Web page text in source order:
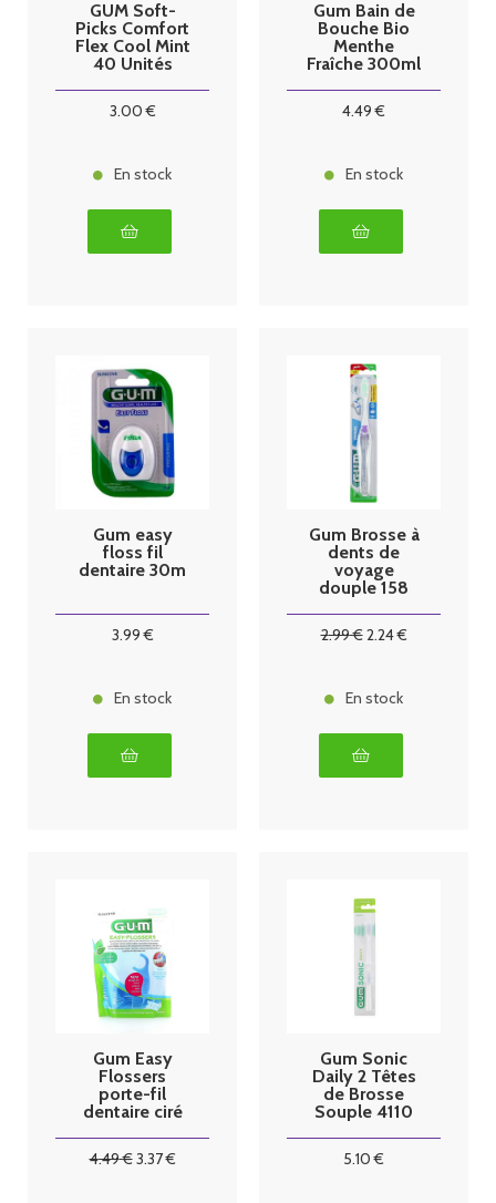
GUM Soft-
Picks Comfort
Flex Cool Mint
40 Unités
3.00€
En stock
Gum Bain de
Bouche Bio
Menthe
Fraîche 300ml
4.49 €
En stock
Gum easy
floss fil
dentaire 30m
3.99€
En stock
Gum Brosse à
dents de
voyage
douple 158
2.99€2.24€
En stock
Gum Easy
Flossers
porte-fil
dentaire ciré
4.49€3.37€
Gum Sonic
Daily 2 Têtes
de Brosse
Souple 4110
5.10 €